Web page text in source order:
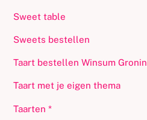
Sweet table
Sweets bestellen
Taart bestellen Winsum
Taart met je eigen thema
Taarten *